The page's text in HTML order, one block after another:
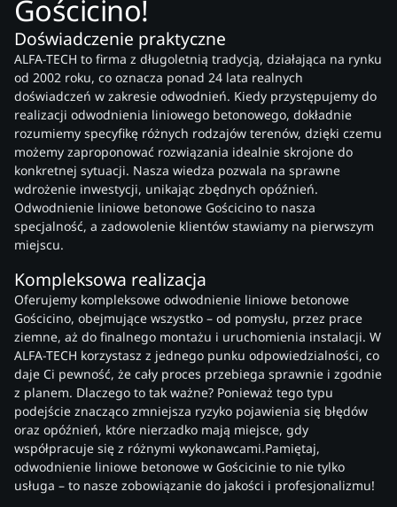
Gościcino!
Doświadczenie praktyczne
ALFA-TECH to firma z długoletnią tradycją, działająca na rynku
od 2002 roku, co oznacza ponad 24 lata realnych
doświadczeń w zakresie odwodnień. Kiedy przystępujemy do
realizacji odwodnienia liniowego betonowego, dokładnie
rozumiemy specyfikę różnych rodzajów terenów, dzięki czemu
możemy zaproponować rozwiązania idealnie skrojone do
konkretnej sytuacji. Nasza wiedza pozwala na sprawne
wdrożenie inwestycji, unikając zbędnych opóźnień.
Odwodnienie liniowe betonowe Gościcino to nasza
specjalność, a zadowolenie klientów stawiamy na pierwszym
miejscu.
Kompleksowa realizacja
Oferujemy kompleksowe odwodnienie liniowe betonowe
Gościcino, obejmujące wszystko – od pomysłu, przez prace
ziemne, aż do finalnego montażu i uruchomienia instalacji. W
ALFA-TECH korzystasz z jednego punku odpowiedzialności, co
daje Ci pewność, że cały proces przebiega sprawnie i zgodnie
z planem. Dlaczego to tak ważne? Ponieważ tego typu
podejście znacząco zmniejsza ryzyko pojawienia się błędów
oraz opóźnień, które nierzadko mają miejsce, gdy
współpracuje się z różnymi wykonawcami.Pamiętaj,
odwodnienie liniowe betonowe w Gościcinie to nie tylko
usługa – to nasze zobowiązanie do jakości i profesjonalizmu!